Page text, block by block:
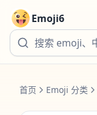
Emoji6
首页 Emoji 分类